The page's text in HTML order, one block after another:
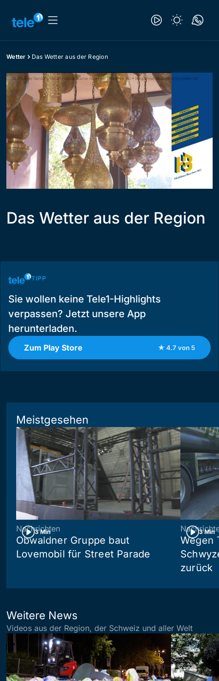
Wetter Das Wetter aus der Region
Das Wetter aus der Region
TIPP
Sie wollen keine Tele1-Highlights
verpassen? Jetzt unsere App
herunterladen.
Zum Play Store ★ 4.7 von 5
Meistgesehen
3 Min
Nachrichten
Obwaldner Gruppe baut
Lovemobil für Street Parade
3 Min
Wegen
zurück
Weitere News
Videos aus der Region, der Schweiz und aller Welt